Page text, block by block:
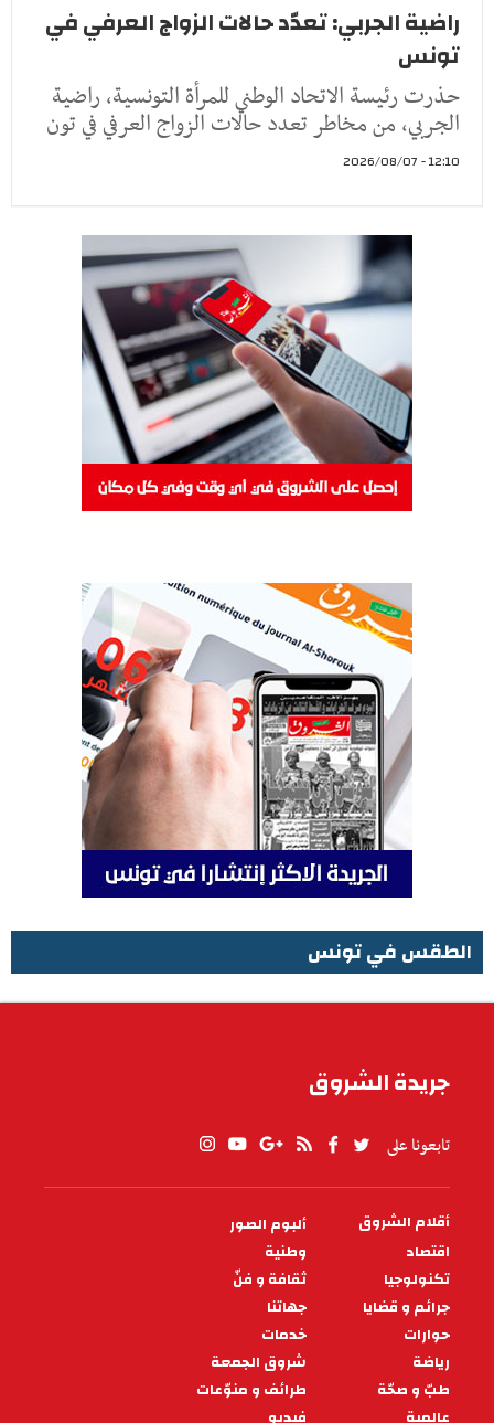
راضية الجربي: تعدّد حالات الزواج العرفي في
تونس
حذرت رئيسة الاتحاد الوطني للمرأة التونسية، راضية
الجربي، من مخاطر تعدد حالات الزواج العرفي في تون
12:10 - 2026/08/07
الطقس في تونس
جريدة الشروق
تابعونا على
PIED
DE
PAGE
أقلام الشروق
ألبوم الصور
اقتصاد
وطنية
تكنولوجيا
ثقافة و فنّ
جرائم و قضايا
جهاتنا
حوارات
خدمات
رياضة
شروق الجمعة
طبّ و صحّة
طرائف و منوّعات
عالمية
فيديو